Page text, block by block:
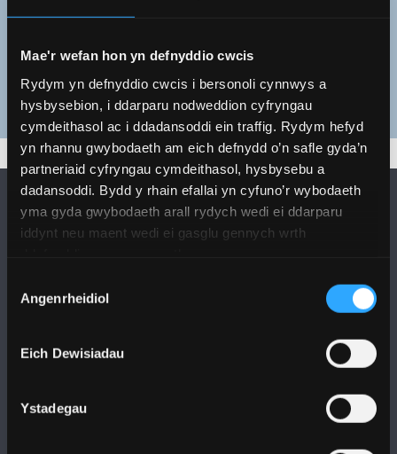
Mae'r wefan hon yn defnyddio cwcis
Rydym yn defnyddio cwcis i bersonoli cynnwys a
hysbysebion, i ddarparu nodweddion cyfryngau
cymdeithasol ac i ddadansoddi ein traffig. Rydym hefyd
yn rhannu gwybodaeth am eich defnydd o’n safle gyda’n
partneriaid cyfryngau cymdeithasol, hysbysebu a
dadansoddi. Bydd y rhain efallai yn cyfuno’r wybodaeth
yma gyda gwybodaeth arall rydych wedi ei ddarparu
iddynt neu maent wedi ei gasglu gennych wrth
Caniatâd
Angenrheidiol
Eich Dewisiadau
Ystadegau
DILYNWCH NI